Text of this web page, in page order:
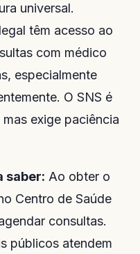
universal.
têm acesso ao
com médico
especialmente
O SNS é
exige paciência
saber: Ao obter o
Centro de Saúde
consultas.
públicos atendem